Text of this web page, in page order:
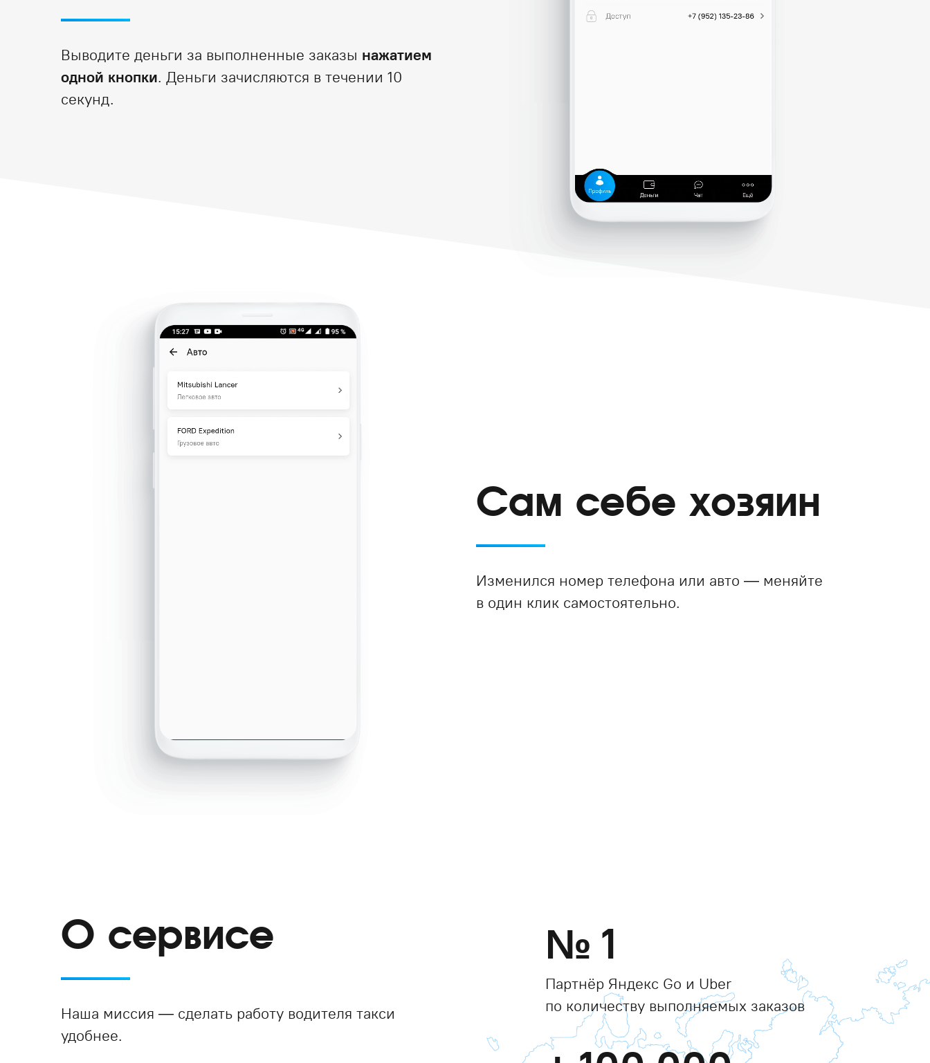
Выводите деньги за выполненные заказы нажатием
одной кнопки. Деньги зачисляются в течении 10
секунд.
Сам себе хозяин
Изменился номер телефона или авто — меняйте
в один клик самостоятельно.
О сервисе
Наша миссия — сделать работу водителя такси
удобнее.
№ 1
Партнёр Яндекс Go и Uber
по количеству выполняемых заказов